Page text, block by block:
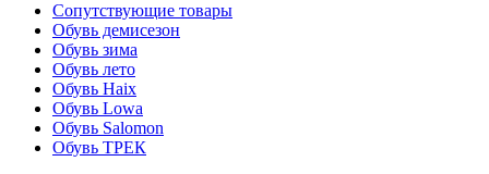
Сопутствующие товары
Обувь демисезон
Обувь зима
Обувь лето
Обувь Haix
Обувь Lowa
Обувь Salomon
Обувь ТРЕК